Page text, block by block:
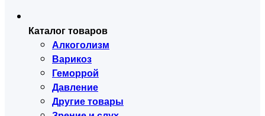
Каталог товаров
Алкоголизм
Варикоз
Геморрой
Давление
Другие товары